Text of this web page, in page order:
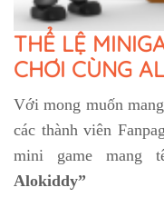
THỂ LỆ
CHƠI CÙNG
Với mong muốn
các thành viên
mini game mang
Alokiddy”